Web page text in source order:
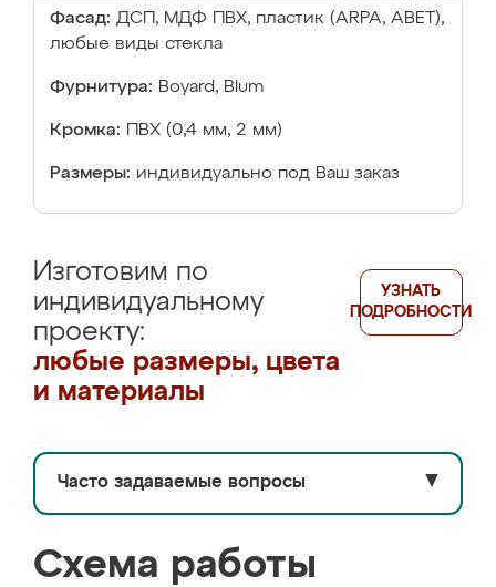
Фасад: ДСП, МДФ ПВХ, пластик (ARPA, ABET),
любые виды стекла
Фурнитура: Boyard, Blum
Кромка: ПВХ (0,4 мм, 2 мм)
Размеры: индивидуально под Ваш заказ
Изготовим по
индивидуальному
проекту:
любые размеры, цвета
и материалы
УЗНАТЬ
ПОДРОБНОСТИ
Часто задаваемые вопросы ▼
Схема работы